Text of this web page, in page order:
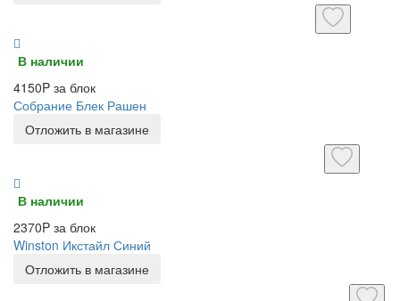
В наличии
4150P за блок
Собрание Блек Рашен
Отложить в магазине
В наличии
2370P за блок
Winston Икстайл Синий
Отложить в магазине